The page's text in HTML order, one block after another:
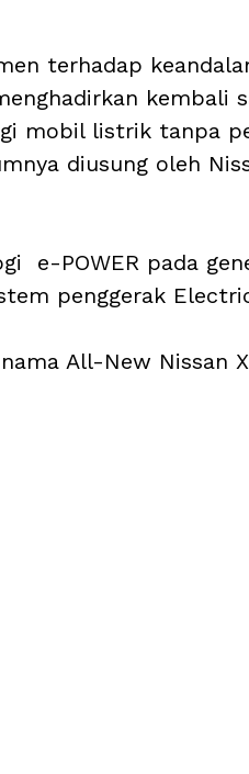
terhadap
kembali
mobil listrik tanpa
diusung oleh
e-POWER pada
penggerak
All-New Nissan